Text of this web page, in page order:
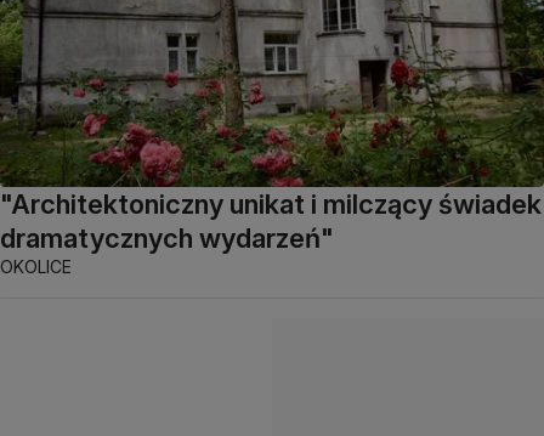
"Architektoniczny unikat i milczący świadek
dramatycznych wydarzeń"
OKOLICE